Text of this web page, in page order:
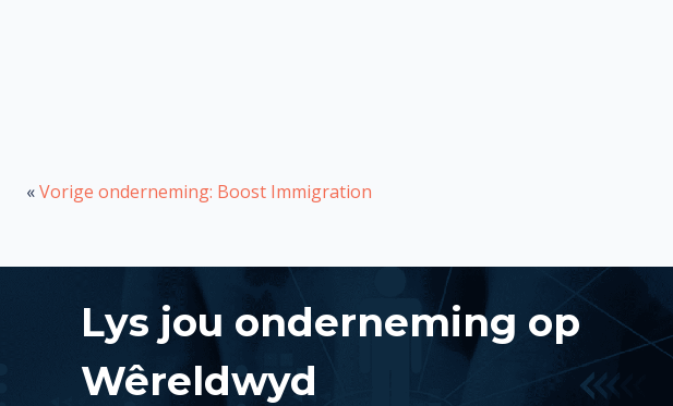
«Vorige onderneming: Boost Immigration
Lys jou onderneming op
Wêreldwyd